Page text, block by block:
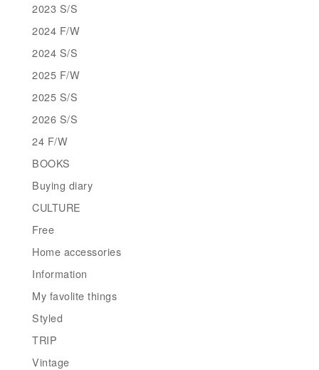
2023 S/S
2024 F/W
2024 S/S
2025 F/W
2025 S/S
2026 S/S
24 F/W
BOOKS
Buying diary
CULTURE
Free
Home accessories
Information
My favolite things
Styled
TRIP
Vintage